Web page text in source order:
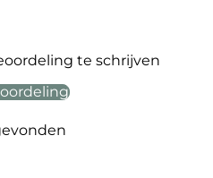
te schrijven